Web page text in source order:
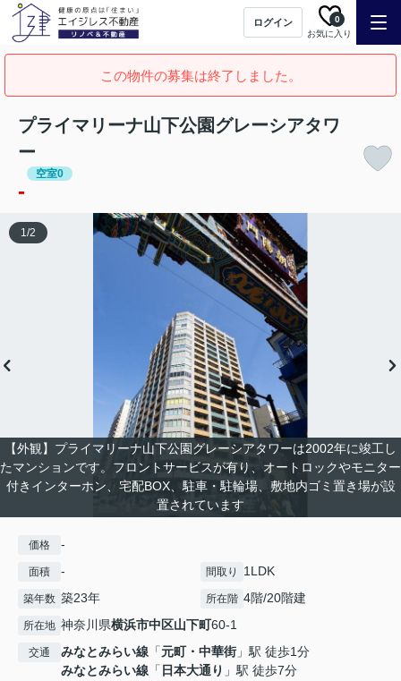
ログイン
お気に入り
0
この物件の募集は終了しました。
プライマリーナ山下公園グレーシアタワ
ー
空室0
-
【外観】プライマリーナ山下公園グレーシアタワーは2002年に竣工し
たマンションです。フロントサービスが有り、オートロックやモニター
付きインターホン、宅配BOX、駐車・駐輪場、敷地内ゴミ置き場が設
置されています
1/2
価格 -
面積 - 間取り 1LDK
築年数 築23年 所在階 4階/20階建
所在地 神奈川県横浜市中区山下町60-1
交通 みなとみらい線 「元町・中華街」駅 徒歩1分
みなとみらい線 「 日本大通り 」駅 徒歩7分